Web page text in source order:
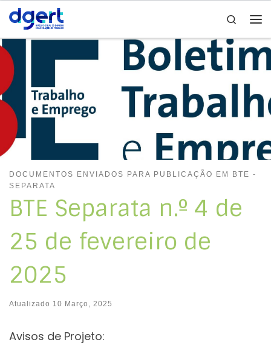
Skip to content
Search
DOCUMENTOS ENVIADOS PARA PUBLICAÇÃO EM BTE -
SEPARATA
BTE Separata n.º 4 de
25 de fevereiro de
2025
Atualizado 10 Março, 2025
Avisos de Projeto: